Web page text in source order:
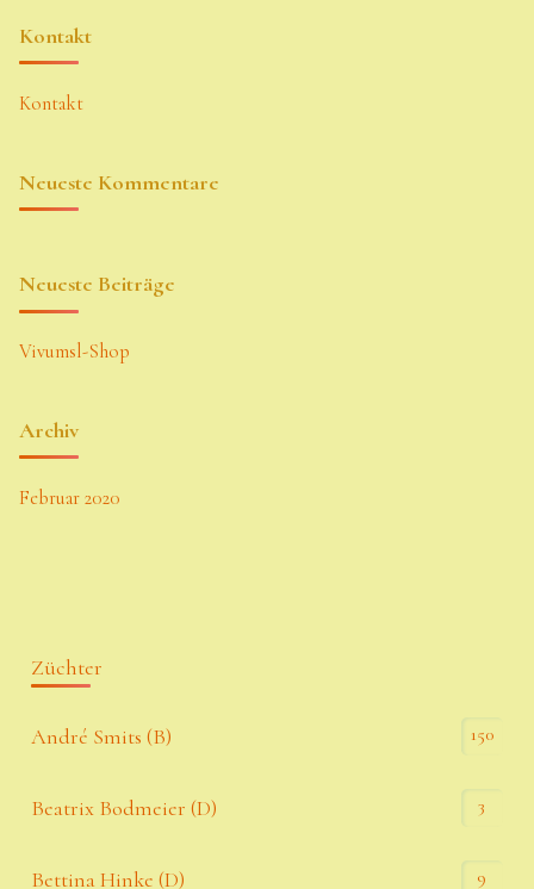
Kontakt
Kontakt
Neueste Kommentare
Neueste Beiträge
Vivumsl-Shop
Archiv
Februar 2020
Züchter
André Smits (B) 150
Beatrix Bodmeier (D) 3
Bettina Hinke (D) 9